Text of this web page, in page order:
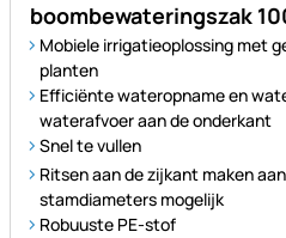
boombewateringszak
Mobiele irrigatieoplossing met
planten
Efficiënte wateropname en
waterafvoer aan de onderkant
Snel te vullen
Ritsen aan de zijkant maken
stamdiameters mogelijk
Robuuste PE-stof